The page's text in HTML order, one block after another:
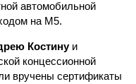
автомобильной
на М5.
Костинуи
концессионной
вручены сертификаты